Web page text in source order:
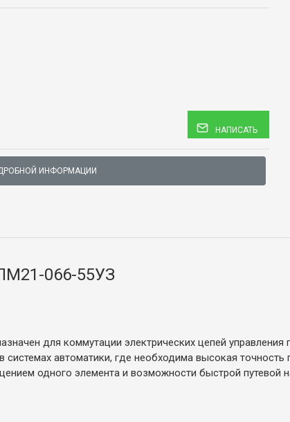
НАПИСАТЬ
ИНФОРМАЦИИ
066-55УЗ
для коммутации электрических цепей
автоматики, где необходима высокая точность
одного элемента и возможности быстрой путевой